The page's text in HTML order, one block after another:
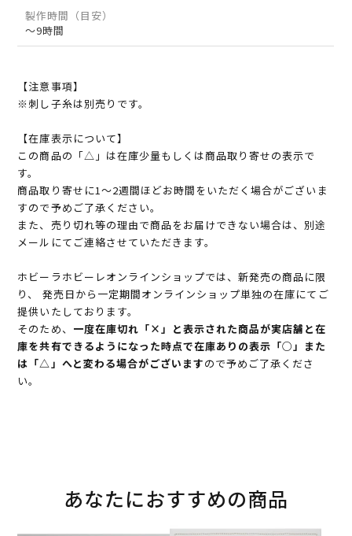
製作時間（目安）
～9時間
【注意事項】
※刺し子糸は別売りです。
【在庫表示について】
この商品の「△」は在庫少量もしくは商品取り寄せの表示で
す。
商品取り寄せに1～2週間ほどお時間をいただく場合がございま
すので予めご了承ください。
また、売り切れ等の理由で商品をお届けできない場合は、別途
メールにてご連絡させていただきます。
ホビーラホビーレオンラインショップでは、新発売の商品に限
り、 発売日から一定期間オンラインショップ単独の在庫にてご
提供いたしております。
そのため、 一度在庫切れ「×」と表示された商品が実店舗と在
庫を共有できるようになった時点で在庫ありの表示「○」また
は「△」へと変わる場合がございますので予めご了承くださ
い。
あなたにおすすめの商品